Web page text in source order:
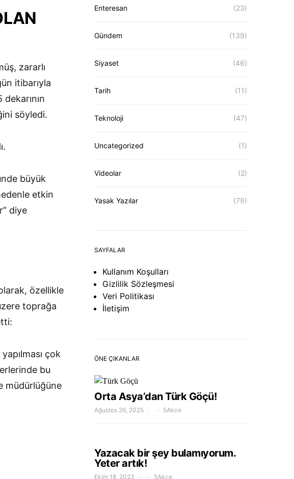
zararlı
itibarıyla
söyledi.
büyük
etkin
diye
özellikle
toprağa
çok
bu
müdürlüğüne
Enteresan (23)
Gündem (139)
Siyaset (46)
Tarih (11)
Teknoloji (47)
Uncategorized (1)
Videolar (2)
Yasak Yazılar (79)
SAYFALAR
Kullanım Koşulları
Gizlilik Sözleşmesi
Veri Politikası
İletişim
ÖNE ÇIKANLAR
Orta Asya’dan Türk Göçü!
Ağustos 26, 2025 5Akce
Yazacak bir şey bulamıyorum.
Yeter artık!
Ekim 18, 2023 5Akce